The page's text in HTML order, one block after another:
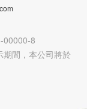
00000-8
間，本公司將於